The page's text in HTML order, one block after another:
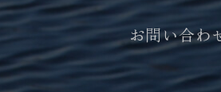
お問い合わ